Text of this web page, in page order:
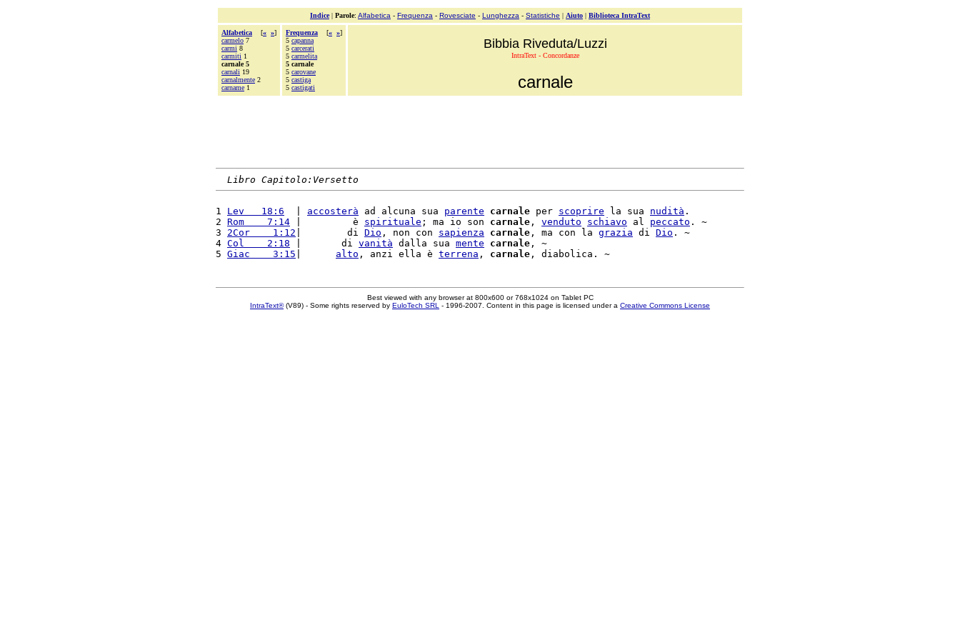
Indice| Parole: Alfabetica - Frequenza - Rovesciate - Lunghezza - Statistiche | Aiuto | Biblioteca IntraText
Alfabetica [« »]
carmelo 7
carmi 8
carmiti 1
carnale 5
carnali 19
carnalmente 2
carname 1
Frequenza [« »]
5 capanna
5 carcerati
5 carmelita
5 carnale
5 carovane
5 castiga
5 castigati
Bibbia Riveduta/Luzzi
IntraText - Concordanze
carnale
Libro Capitolo:Versetto
1 Lev   18:6 accosterà ad alcuna sua parente carnale per scoprire la sua nudità .
2 Rom    7:14 |         è spirituale ; ma io son carnale , venduto schiavo al peccato . ~
3 2Cor    1:12 |        di Dio , non con sapienza carnale , ma con la grazia di Dio . ~
4 Col    2:18 |       di vanità dalla sua mente carnale , ~
5 Giac    3:15 alto , anzi ella è terrena , carnale
Best viewed with any browser at 800x600 or 768x1024 on Tablet PC
IntraText®(V89) - Some rights reserved by EuloTech SRL - 1996-2007. Content in this page is licensed under a Creative Commons License